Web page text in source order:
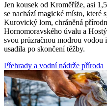
Jen kousek od Kroměříže, asi
se nachází magické místo,
Kurovický lom, chráněná
Hornomoravského úvalu a
svou průzračnou modrou vodou
usadila po skončení těžby.
Přehrady a vodní nádrže příroda